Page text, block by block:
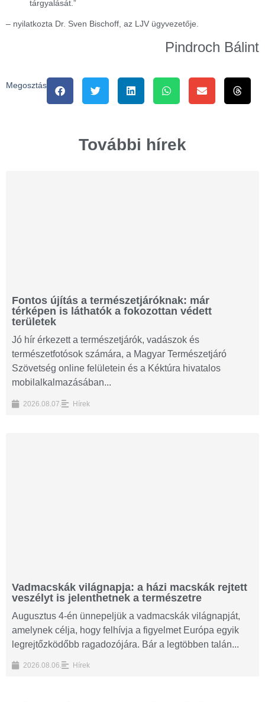
tárgyalását.”
– nyilatkozta Dr. Sven Bischoff, az LJV ügyvezetője.
Pindroch Bálint
Megosztás
További hírek
Fontos újítás a természetjáróknak: már
térképen is láthatók a fokozottan védett
területek
Jó hír érkezett a természetjárók, vadászok és
természetfotósok számára, a Magyar Természetjáró
Szövetség online felületein és a Kéktúra hivatalos
mobilalkalmazásában...
2026.08.07. Hírek
Vadmacskák világnapja: a házi macskák rejtett
veszélyt is jelenthetnek a természetre
Augusztus 4-én ünnepeljük a vadmacskák világnapját,
amelynek célja, hogy felhívja a figyelmet Európa egyik
legrejtőzködőbb ragadozójára. Bár a legtöbben talán...
2026.08.06. Hírek